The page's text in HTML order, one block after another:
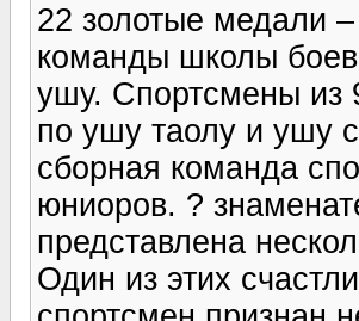
22 золотые медали –
команды школы
ушу. Спортсмены из
по ушу таолу и ушу
сборная команда
юниоров. ?
представлена
Один из этих